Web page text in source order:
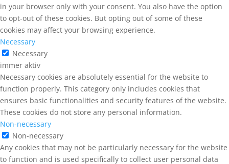
in your browser only with your consent. You also have the option
to opt-out of these cookies. But opting out of some of these
cookies may affect your browsing experience.
Necessary
Necessary
immer aktiv
Necessary cookies are absolutely essential for the website to
function properly. This category only includes cookies that
ensures basic functionalities and security features of the website.
These cookies do not store any personal information.
Non-necessary
Non-necessary
Any cookies that may not be particularly necessary for the website
to function and is used specifically to collect user personal data